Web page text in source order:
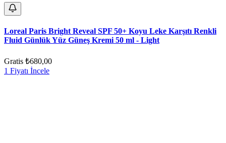
Loreal Paris Bright Reveal SPF 50+ Koyu Leke Karşıtı Renkli
Fluid Günlük Yüz Güneş Kremi 50 ml - Light
Gratis ₺680,00
1 Fiyatı İncele